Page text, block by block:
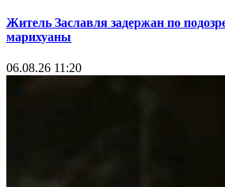
Житель Заславля задержан по
марихуаны
06.08.26 11:20